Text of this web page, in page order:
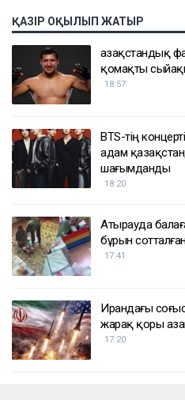
ҚАЗІР ОҚЫЛЫП ЖАТЫР
Қазақстандық
қомақты
18:57
BTS-тің
адам
шағымданды
18:20
Атырауда
бұрын
17:41
Ирандағы
жарақ қоры
17:20